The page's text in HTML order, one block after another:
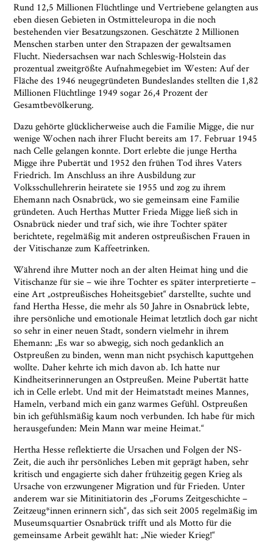
Rund 12,5 Millionen Flüchtlinge und Vertriebene gelangten aus
eben diesen Gebieten in Ostmitteleuropa in die noch
bestehenden vier Besatzungszonen. Geschätzte 2 Millionen
Menschen starben unter den Strapazen der gewaltsamen
Flucht. Niedersachsen war nach Schleswig-Holstein das
prozentual zweitgrößte Aufnahmegebiet im Westen: Auf der
Fläche des 1946 neugegründeten Bundeslandes stellten die 1,82
Millionen Flüchtlinge 1949 sogar 26,4 Prozent der
Gesamtbevölkerung.
Dazu gehörte glücklicherweise auch die Familie Migge, die nur
wenige Wochen nach ihrer Flucht bereits am 17. Februar 1945
nach Celle gelangen konnte. Dort erlebte die junge Hertha
Migge ihre Pubertät und 1952 den frühen Tod ihres Vaters
Friedrich. Im Anschluss an ihre Ausbildung zur
Volksschullehrerin heiratete sie 1955 und zog zu ihrem
Ehemann nach Osnabrück, wo sie gemeinsam eine Familie
gründeten. Auch Herthas Mutter Frieda Migge ließ sich in
Osnabrück nieder und traf sich, wie ihre Tochter später
berichtete, regelmäßig mit anderen ostpreußischen Frauen in
der Vitischanze zum Kaffeetrinken.
Während ihre Mutter noch an der alten Heimat hing und die
Vitischanze für sie – wie ihre Tochter es später interpretierte –
eine Art „ostpreußisches Hoheitsgebiet“ darstellte, suchte und
fand Hertha Hesse, die mehr als 50 Jahre in Osnabrück lebte,
ihre persönliche und emotionale Heimat letztlich doch gar nicht
so sehr in einer neuen Stadt, sondern vielmehr in ihrem
Ehemann: „Es war so abwegig, sich noch gedanklich an
Ostpreußen zu binden, wenn man nicht psychisch kaputtgehen
wollte. Daher kehrte ich mich davon ab. Ich hatte nur
Kindheitserinnerungen an Ostpreußen. Meine Pubertät hatte
ich in Celle erlebt. Und mit der Heimatstadt meines Mannes,
Hameln, verband mich ein ganz warmes Gefühl. Ostpreußen
bin ich gefühlsmäßig kaum noch verbunden. Ich habe für mich
herausgefunden: Mein Mann war meine Heimat.“
Hertha Hesse reflektierte die Ursachen und Folgen der NS-
Zeit, die auch ihr persönliches Leben mit geprägt haben, sehr
kritisch und engagierte sich daher frühzeitig gegen Krieg als
Ursache von erzwungener Migration und für Frieden. Unter
anderem war sie Mitinitiatorin des „Forums Zeitgeschichte –
Zeitzeug*innen erinnern sich“, das sich seit 2005 regelmäßig im
Museumsquartier Osnabrück trifft und als Motto für die
gemeinsame Arbeit gewählt hat: „Nie wieder Krieg!“
Ja, ich bin damit einverstanden, dass das
Museumsquartier Osnabrück die oben
angegebenen Informationen speichert, um mir den
Newsletter zusenden zu können. Ich kann diese
Zustimmung jederzeit widerrufen und die
Informationen aus den Systemen des
Museumsquartiers Osnabrück löschen lassen. Es
besteht ein Beschwerderecht bei einer
Aufsichtsbehörde für Datenschutz. Weitere
Informationen siehe:Datenschutz-Seite.*
* notwendige Angaben